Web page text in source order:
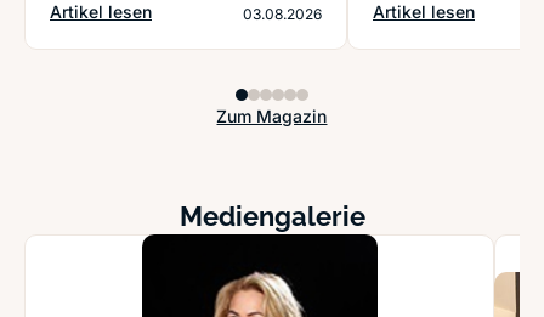
und zugleich erstaunlich effektiv
Artikel lesen 03.08.2026
oft ein sinnvoller
Artikel lesen
Zum Magazin
Mediengalerie